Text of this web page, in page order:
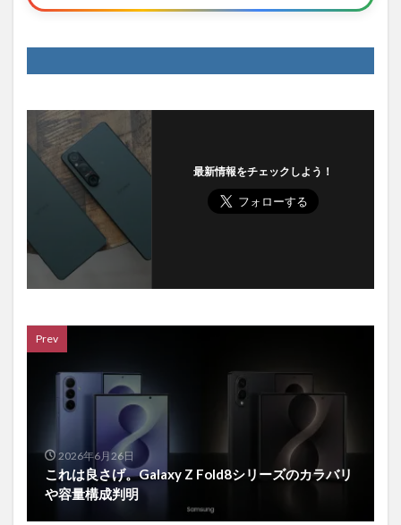
最新情報をチェックしよう！
Prev
2026年6月26日
これは良さげ。Galaxy Z Fold8シリーズのカラバリ
や容量構成判明